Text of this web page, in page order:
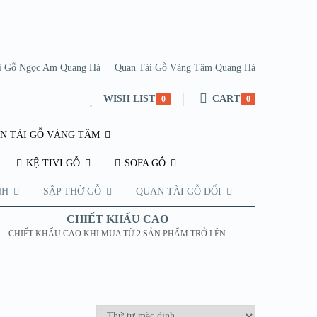
Gỗ Ngọc Am Quang Hà Quan Tài Gỗ Vàng Tâm Quang Hà
WISH LIST 0 CART 0
TÀI GỖ VÀNG TÂM
KỆ TIVI GỖ SOFA GỖ
SẬP THỜ GỖ QUAN TÀI GỖ DỔI
CHIẾT KHẤU CAO
CHIẾT KHẤU CAO KHI MUA TỪ 2 SẢN PHẨM TRỞ LÊN